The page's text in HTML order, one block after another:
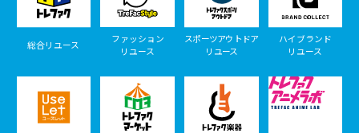
総合リユース
ファッション
リユース
スポーツアウトドア
リユース
ハイブランド
リユース